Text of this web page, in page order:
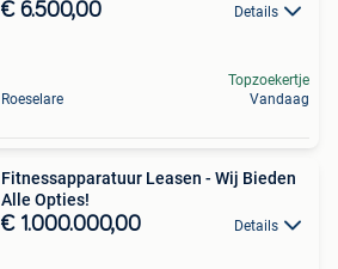
€ 6.500,00 Details
Roeselare
Topzoekertje
Vandaag
Fitnessapparatuur Leasen - Wij Bieden
Alle Opties!
€ 1.000.000,00 Details